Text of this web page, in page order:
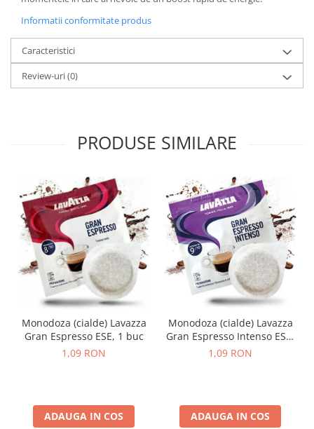
Informatii conformitate produs
Caracteristici
Review-uri(0)
PRODUSE SIMILARE
Monodoza (cialde) Lavazza
Gran Espresso ESE, 1 buc
1,09 RON
ADAUGA IN COS
Monodoza (cialde) Lavazza
Gran Espresso Intenso ESE,
1 buc
1,09 RON
ADAUGA IN COS